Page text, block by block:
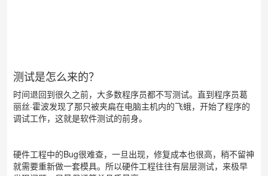
测试是怎么来的？
时间退回到很久之前，大多数程序员都不写测试。直到程序员葛
丽丝·霍波发现了那只被夹扁在电脑主机内的飞蛾，开始了程序的
调试工作，这就是软件测试的前身。
硬件工程中的Bug很难查，一旦出现，修复成本也很高，稍不留神
就需要重新做一套模具。所以硬件工程往往有层层测试，来极早